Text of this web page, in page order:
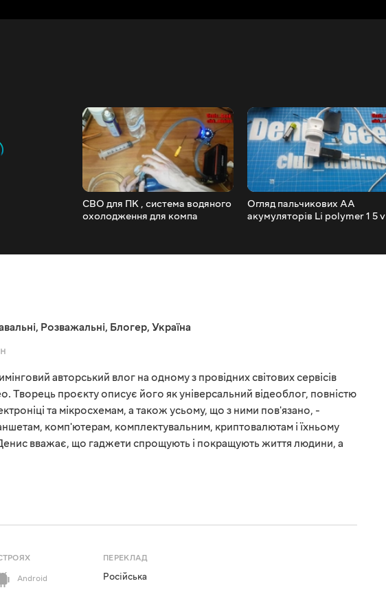
СВО для ПК , система водяного
охолодження для компа
Огляд пальчикових AA
акумуляторів Li polymer 1 5 v
, Розважальні, Блогер, Україна
авторський влог на одному з провідних світових сервісів
Творець проєкту описує його як універсальний відеоблог, повністю
та мікросхемам, а також усьому, що з ними пов'язано, -
комп'ютерам, комплектувальним, криптовалютам і їхньому
вважає, що гаджети спрощують і покращують життя людини, а
Android
ПЕРЕКЛАД
Російська